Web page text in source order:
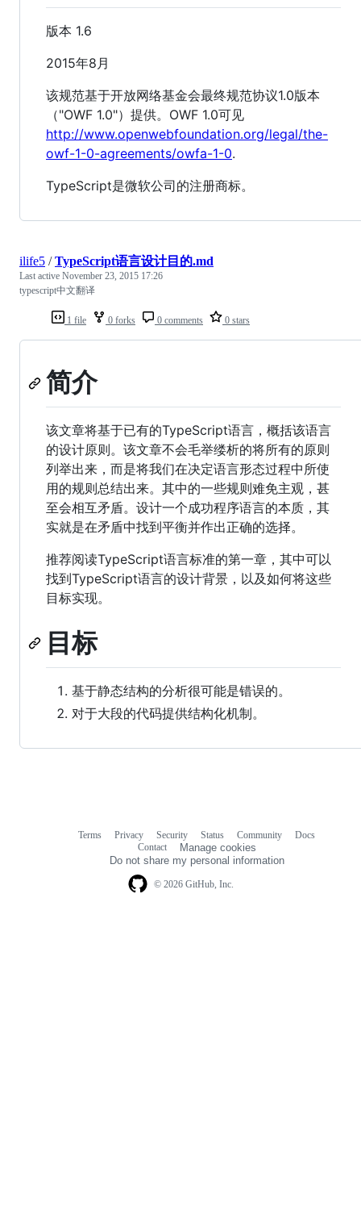
版本 1.6
2015年8月
该规范基于开放网络基金会最终规范协议1.0版本
（"OWF 1.0"）提供。OWF 1.0可见
http://www.openwebfoundation.org/legal/the-
owf-1-0-agreements/owfa-1-0.
TypeScript是微软公司的注册商标。
1 file 0 forks 0 comments 0 stars
ilife5 /TypeScript语言设计目的.md
Last active November 23, 2015 17:26
typescript中文翻译
简介
该文章将基于已有的TypeScript语言，概括该语言
的设计原则。该文章不会毛举缕析的将所有的原则
列举出来，而是将我们在决定语言形态过程中所使
用的规则总结出来。其中的一些规则难免主观，甚
至会相互矛盾。设计一个成功程序语言的本质，其
实就是在矛盾中找到平衡并作出正确的选择。
推荐阅读TypeScript语言标准的第一章，其中可以
找到TypeScript语言的设计背景，以及如何将这些
目标实现。
目标
基于静态结构的分析很可能是错误的。
对于大段的代码提供结构化机制。
© 2026 GitHub, Inc.
Terms Privacy Security Status Community
Docs
Contact
Manage cookies
Do not share my personal information